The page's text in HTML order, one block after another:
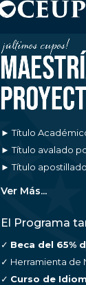
► Título
► Título avalado
► Título
Ver Más...
El Programa
✓ Beca del 65%
✓ Herramienta de
✓ Curso de